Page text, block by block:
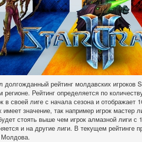
долгожданный рейтинг молдавских игроков
регионе. Рейтинг определяется по
в своей лиге с начала сезона и отображает
имеет значение, так например игрок мастер
стоять выше чем игрок алмазной лиги с
и на другие лиги. В текущем рейтинге
Молдова.